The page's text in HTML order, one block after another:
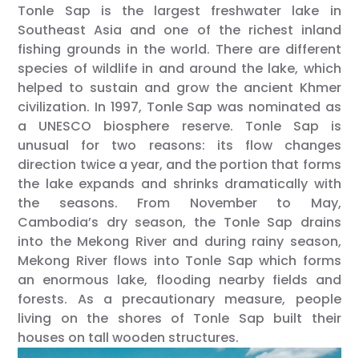
Tonle Sap is the largest freshwater lake in
Southeast Asia and one of the richest inland
fishing grounds in the world. There are different
species of wildlife in and around the lake, which
helped to sustain and grow the ancient Khmer
civilization. In 1997, Tonle Sap was nominated as
a UNESCO biosphere reserve. Tonle Sap is
unusual for two reasons: its flow changes
direction twice a year, and the portion that forms
the lake expands and shrinks dramatically with
the seasons. From November to May,
Cambodia’s dry season, the Tonle Sap drains
into the Mekong River and during rainy season,
Mekong River flows into Tonle Sap which forms
an enormous lake, flooding nearby fields and
forests. As a precautionary measure, people
living on the shores of Tonle Sap built their
houses on tall wooden structures.